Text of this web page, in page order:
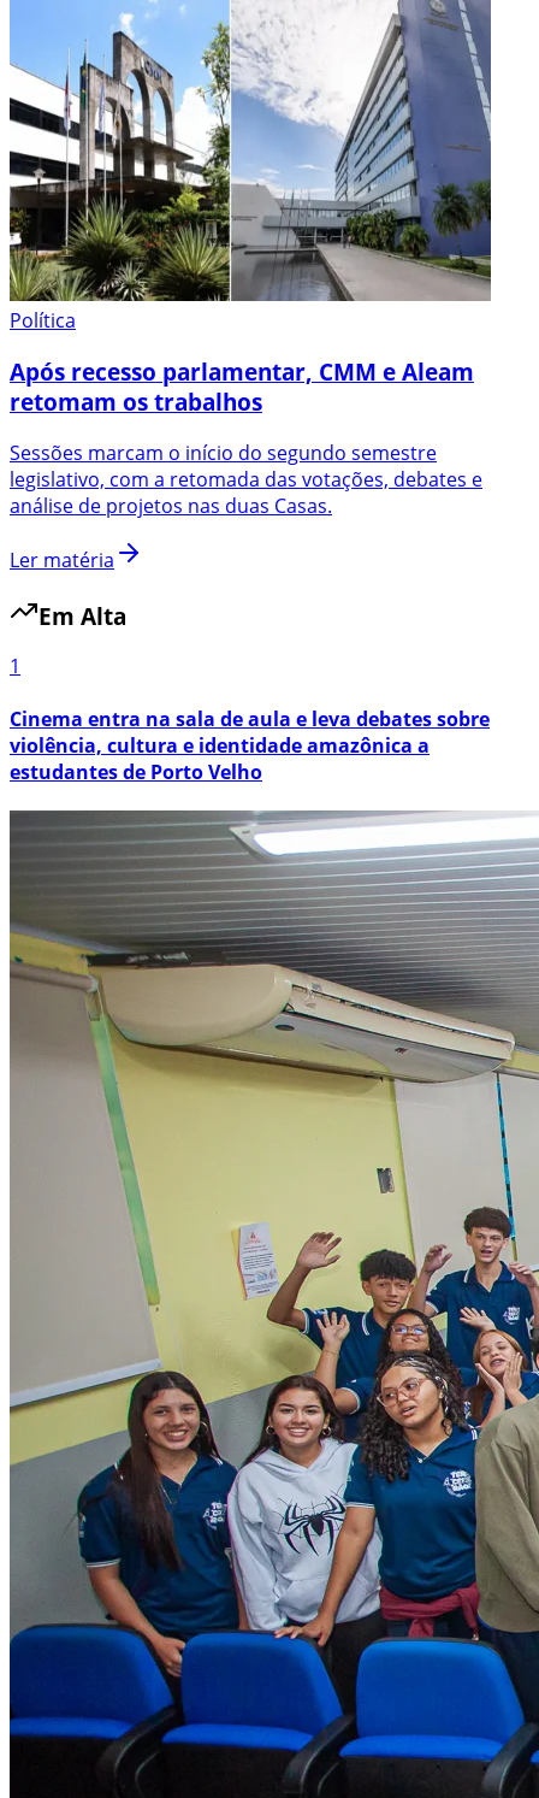
Política
Após recesso parlamentar, CMM e Aleam
retomam os trabalhos
Sessões marcam o início do segundo semestre
legislativo, com a retomada das votações, debates e
análise de projetos nas duas Casas.
Ler matéria
Em Alta
1
Cinema entra na sala de aula e leva debates sobre
violência, cultura e identidade amazônica a
estudantes de Porto Velho